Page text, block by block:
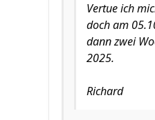
Vertue ich
doch am
dann zwei
2025.
Richard